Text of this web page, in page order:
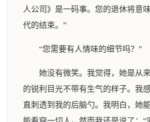
人公司》是一码事。您的退休将意
代的结束。”
“您需要有人情味的细节吗？”
她没有微笑。我觉得，她是从
的锐利目光不带有生气的样子。我
直刺透到我的后脑勺。我明白，她